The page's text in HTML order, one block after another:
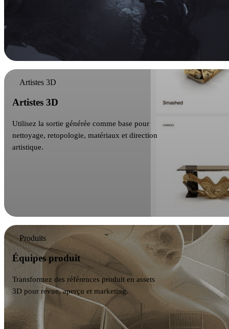
Artistes 3D
Artistes 3D
Utilisez la sortie générée comme base pour
nettoyage, retopologie, matériaux et direction
artistique.
Produits
Équipes produit
Transformez des références produit en assets
3D pour revue, aperçu et marketing.